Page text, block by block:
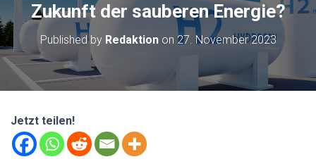
Zukunft der sauberen Energie?
Published by Redaktionon 27. November 2023
Jetzt teilen!